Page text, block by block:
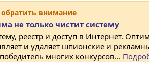
внимание
не только чистит систему
реестр и доступ в Интернет.
и удаляет шпионские и
многих конкурсов...